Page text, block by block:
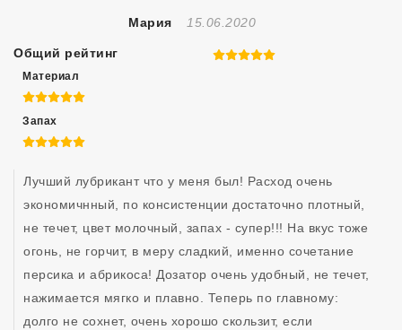
Мария Отзыв Создан
15.06.2020
Общий рейтинг 5 из 5
Материал
5 из 5
Запах
5 из 5
Лучший лубрикант что у меня был! Расход очень
экономичнный, по консистенции достаточно плотный,
не течет, цвет молочный, запах - супер!!! На вкус тоже
огонь, не горчит, в меру сладкий, именно сочетание
персика и абрикоса! Дозатор очень удобный, не течет,
нажимается мягко и плавно. Теперь по главному:
долго не сохнет, очень хорошо скользит, если